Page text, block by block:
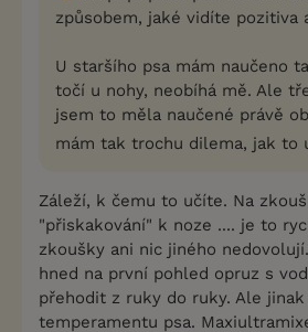
způsobem, jaké vidíte pozitiva
U staršího psa mám naučeno
točí u nohy, neobíhá mě. Ale
jsem to měla naučené právě
mám tak trochu dilema, jak to
Záleží, k čemu to učíte. Na
"přiskakování" k noze .... je to
zkoušky ani nic jiného
hned na první pohled opruz s
přehodit z ruky do ruky. Ale
temperamentu psa.